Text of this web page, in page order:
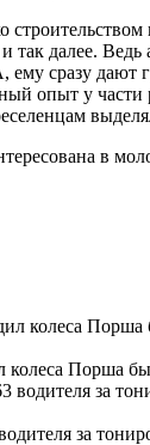
и так далее.
сразу
опыт у
в
Порша
за